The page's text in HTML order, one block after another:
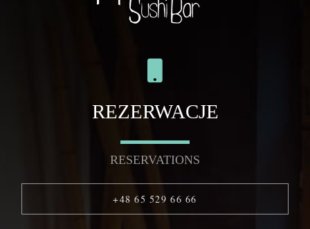
REZERWACJE
RESERVATIONS
+48 65 529 66 66